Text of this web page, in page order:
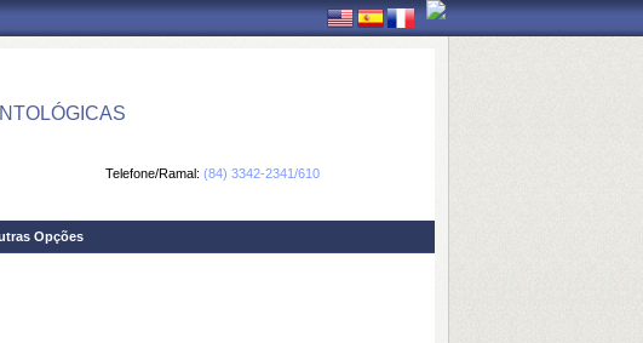
Telefone/Ramal: (84) 3342-2341/610
Opções